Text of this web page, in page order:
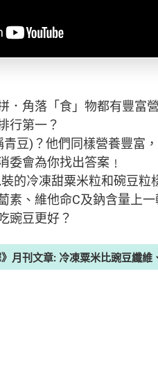
．角落「食」物都有豐富
行第一？
豆)？他們同樣營養豐富
委會為你找出答案﹗
的冷凍甜粟米粒和碗豆粒
素、維他命C及鈉含量上一
豌豆更好？
月刊文章: 冷凍粟米比豌豆纖維